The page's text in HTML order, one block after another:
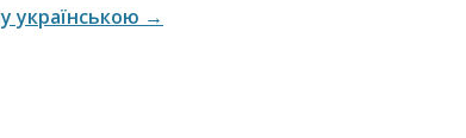
українською →